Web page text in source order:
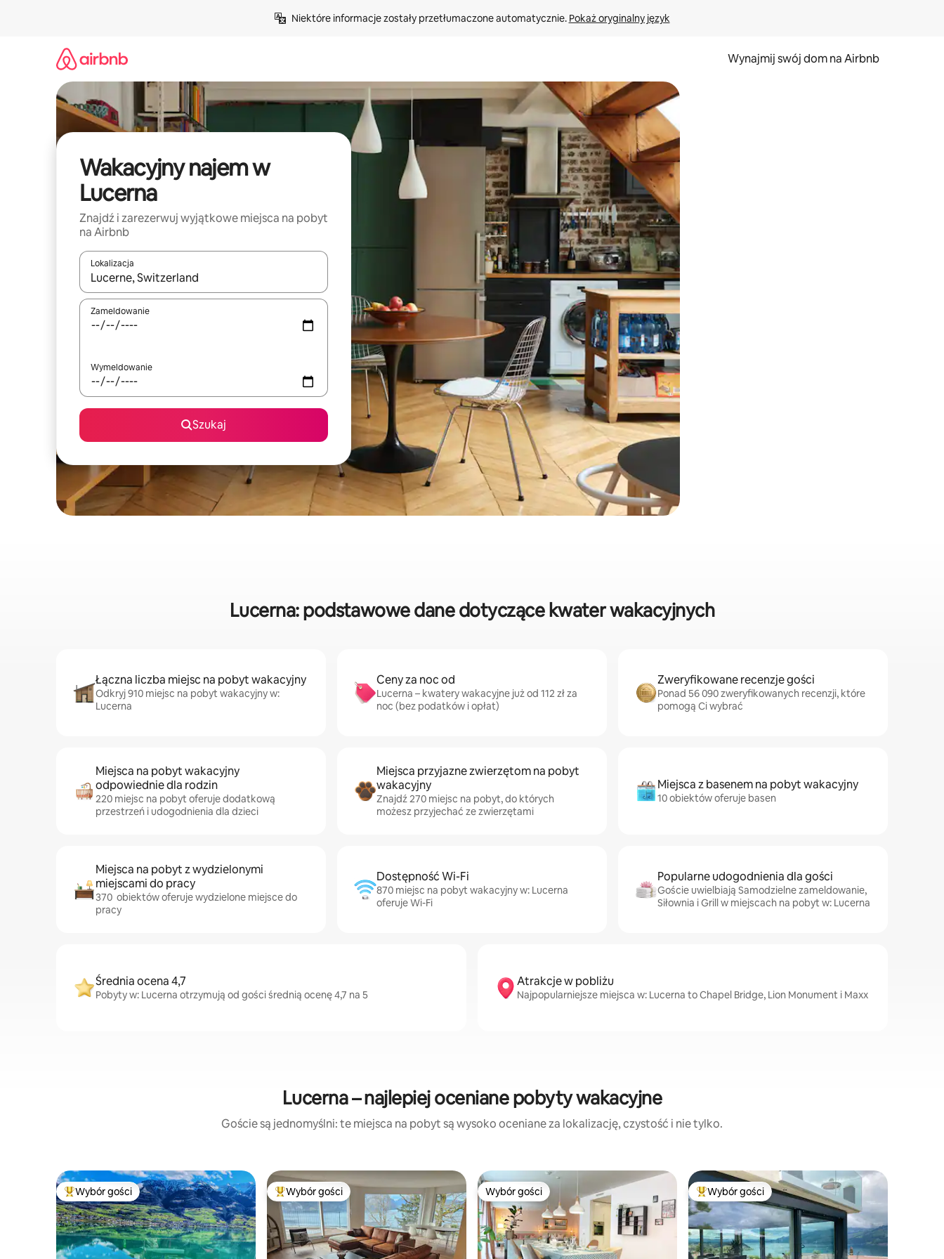
Niektóre informacje zostały przetłumaczone automatycznie. Pokaż oryginalny język
Wynajmij swój dom na Airbnb
Wakacyjny najem w
Lucerna
Znajdź i zarezerwuj wyjątkowe miejsca na pobyt
na Airbnb
Lokalizacja
Gdy wyniki będą dostępne, możesz poruszać się po nich za pomocą klawiszy strzałek w górę i w dół lub przeglądać je za pomocą gestów dotykowych lub przesuwania.
Zameldowanie
Wymeldowanie
Szukaj
Lucerna: podstawowe dane dotyczące kwater wakacyjnych
Łączna liczba miejsc na pobyt wakacyjny
Odkryj 910 miejsc na pobyt wakacyjny w:
Lucerna
Ceny za noc od
Lucerna – kwatery wakacyjne już od 112 zł za
noc (bez podatków i opłat)
Zweryfikowane recenzje gości
Ponad 56 090 zweryfikowanych recenzji, które
pomogą Ci wybrać
Miejsca na pobyt wakacyjny
odpowiednie dla rodzin
220 miejsc na pobyt oferuje dodatkową
przestrzeń i udogodnienia dla dzieci
Miejsca przyjazne zwierzętom na pobyt
wakacyjny
Znajdź 270 miejsc na pobyt, do których
możesz przyjechać ze zwierzętami
Miejsca z basenem na pobyt wakacyjny
10 obiektów oferuje basen
Miejsca na pobyt z wydzielonymi
miejscami do pracy
370 obiektów oferuje wydzielone miejsce do
pracy
Dostępność Wi-Fi
870 miejsc na pobyt wakacyjny w: Lucerna
oferuje Wi-Fi
Popularne udogodnienia dla gości
Goście uwielbiają Samodzielne zameldowanie,
Siłownia i Grill w miejscach na pobyt w: Lucerna
Średnia ocena 4,7
Pobyty w: Lucerna otrzymują od gości średnią ocenę 4,7 na 5
Atrakcje w pobliżu
Najpopularniejsze miejsca w: Lucerna to Chapel Bridge, Lion Monument i Maxx
Lucerna – najlepiej oceniane pobyty wakacyjne
Goście są jednomyślni: te miejsca na pobyt są wysoko oceniane za lokalizację, czystość i nie tylko.
Najpopularniejsze z kategorii Wybór gości
Wybór gości Najpopularniejsze z kategorii Wybór gości
Wybór gości Wybór gości
Wybór gości Najpopularniejsze z kategorii Wybór gości
Wybór gości